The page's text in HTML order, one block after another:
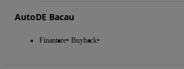
AutoDE Bacau
Finantare Buyback